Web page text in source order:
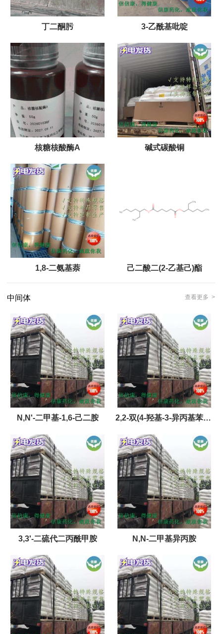
丁二酮肟 3-乙酰基吡啶
核糖核酸酶A 碱式碳酸铜
1,8-二氨基萘 己二酸二(2-乙基己)酯
中间体 查看更多 >
N,N'-二甲基-1,6-己二胺 2,2-双(4-羟基-3-异丙基苯基)
丙烷
3,3'-二硫代二丙酰甲胺 N,N-二甲基异丙胺